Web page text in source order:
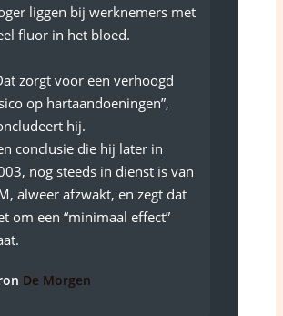
liggen bij werknemers met
fluor in het bloed.
zorgt voor een verhoogd
op hartaandoeningen”,
hij.
conclusie die hij later in
nog steeds in dienst is van
alweer afzwakt, en zegt dat
om een “minimaal effect”
De Morgen